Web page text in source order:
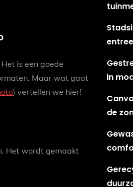
is een goede
Maar wat gaat
) vertellen we hier!
Het wordt gemaakt
entree
in
de